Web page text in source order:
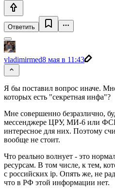
Ответить
vladimirmed8 мая в 11:43
Я бы поставил вопрос иначе.
которых есть "секретная инфа"?
Мне совершенно безразлично,
мессенджере ЦРУ, МИ-6 или
интересное для них. Поэтому
вообще не стоит.
Что реально волнует - это
ресурсам. В том числе, к тем,
с российских ip. Опять же, не
что в РФ этой информации нет.